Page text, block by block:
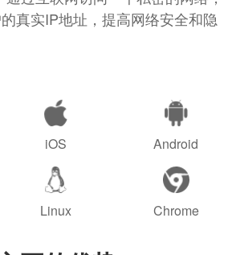
真实IP地址，提高网络安全和隐
iOS Android
Linux Chrome